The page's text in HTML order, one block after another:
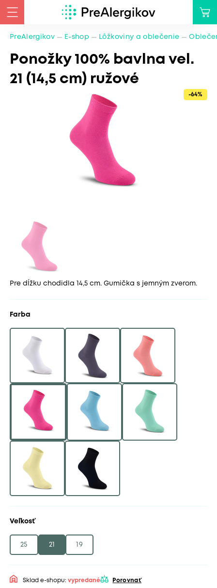
PreAlergikov E-shop Lôžkoviny a oblečenie
Ponožky 100% bavlna vel.
21 (14,5 cm) ružové
-64%
Pre dĺžku chodidla 14,5 cm. Gumička s jemným zverom.
Farba
Veľkosť
25 21 19
Sklad e-shopu: vypredané Porovnať